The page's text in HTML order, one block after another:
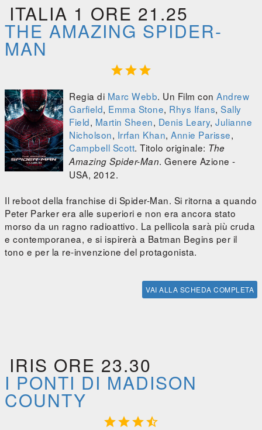
ITALIA 1 ORE 21.25
THE AMAZING SPIDER-
MAN

Regia di Marc Webb. Un Film con Andrew
Garfield, Emma Stone, Rhys Ifans, Sally
Field, Martin Sheen, Denis Leary, Julianne
Nicholson, Irrfan Khan, Annie Parisse,
Campbell Scott. Titolo originale: The
Amazing Spider-Man. Genere Azione -
USA, 2012.
Il reboot della franchise di Spider-Man. Si ritorna a quando
Peter Parker era alle superiori e non era ancora stato
morso da un ragno radioattivo. La pellicola sarà più cruda
e contemporanea, e si ispirerà a Batman Begins per il
tono e per la re-invenzione del protagonista.
VAI ALLA SCHEDA COMPLETA
IRIS ORE 23.30
I PONTI DI MADISON
COUNTY
